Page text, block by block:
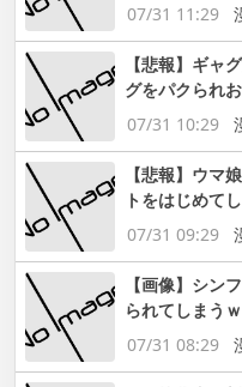
07/31 11:29
【悲報】ギャ
グをパクられ
07/31 10:29
【悲報】ウマ
トをはじめて
07/31 09:29
【画像】シン
られてしまう
07/31 08:29